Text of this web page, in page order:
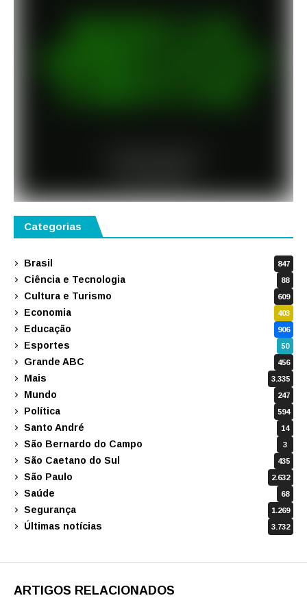
Categorias
Brasil 847
Ciência e Tecnologia 88
Cultura e Turismo 609
Economia 403
Educação 906
Esportes 50
Grande ABC 456
Mais 3.335
Mundo 247
Política 594
Santo André 14
São Bernardo do Campo 3
São Caetano do Sul 435
São Paulo 2.632
Saúde 68
Segurança 1.269
Últimas notícias 3.732
ARTIGOS RELACIONADOS